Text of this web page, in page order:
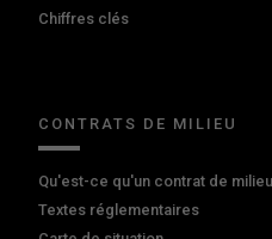
Chiffres clés
CONTRATS DE MILIEU
Qu'est-ce qu'un contrat de
Textes réglementaires